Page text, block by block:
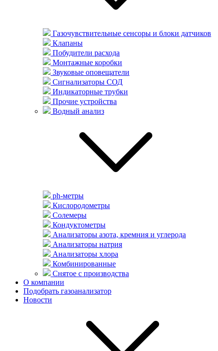
Газочувствительные сенсоры и блоки датчиков
Клапаны
Побудители расхода
Монтажные коробки
Звуковые оповещатели
Сигнализаторы СОД
Индикаторные трубки
Прочие устройства
Водный анализ
ph-метры
Кислородометры
Солемеры
Кондуктометры
Анализаторы азота, кремния и углерода
Анализаторы натрия
Анализаторы хлора
Комбинированные
Снятое с производства
О компании
Подобрать газоанализатор
Новости